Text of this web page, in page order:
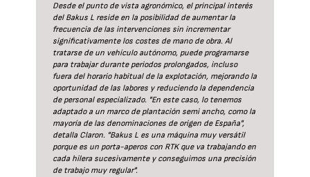
Desde el punto de vista agronómico, el principal interés
del Bakus L reside en la posibilidad de aumentar la
frecuencia de las intervenciones sin incrementar
significativamente los costes de mano de obra. Al
tratarse de un vehículo autónomo, puede programarse
para trabajar durante periodos prolongados, incluso
fuera del horario habitual de la explotación, mejorando la
oportunidad de las labores y reduciendo la dependencia
de personal especializado. "En este caso, lo tenemos
adaptado a un marco de plantación semi ancho, como la
mayoría de las denominaciones de origen de España",
detalla Claron. "Bakus L es una máquina muy versátil
porque es un porta-aperos con RTK que va trabajando en
cada hilera sucesivamente y conseguimos una precisión
de trabajo muy regular".